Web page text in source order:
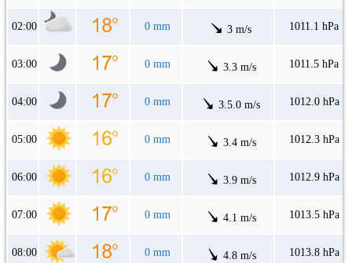
02:00 0 mm 3 m/s 1011.1 hPa
03:00 0 mm 3.3 m/s 1011.5 hPa
04:00 0 mm 3.5.0 m/s 1012.0 hPa
05:00 0 mm 3.4 m/s 1012.3 hPa
06:00 0 mm 3.9 m/s 1012.9 hPa
07:00 0 mm 4.1 m/s 1013.5 hPa
08:00 0 mm 4.8 m/s 1013.8 hPa